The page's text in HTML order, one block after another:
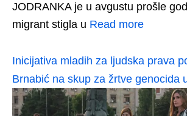
JODRANKA je u avgustu prošle
migrant stigla u Read more
Inicijativa mladih za ljudska prava
Brnabić na skup za žrtve genocida